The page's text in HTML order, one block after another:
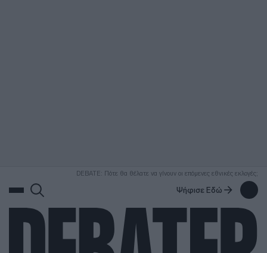
DEBATE: Πότε θα θέλατε να γίνουν οι επόμενες εθνικές εκλογές;
Ψήφισε Εδώ